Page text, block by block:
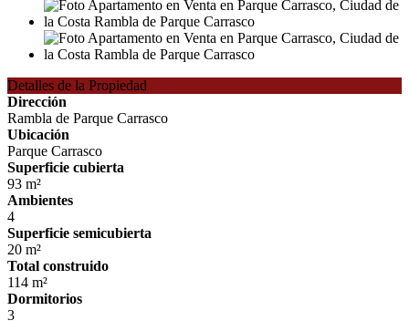
Detalles de la Propiedad
Dirección
Rambla de Parque Carrasco
Ubicación
Parque Carrasco
Superficie cubierta
93 m²
Ambientes
4
Superficie semicubierta
20 m²
Total construido
114 m²
Dormitorios
3